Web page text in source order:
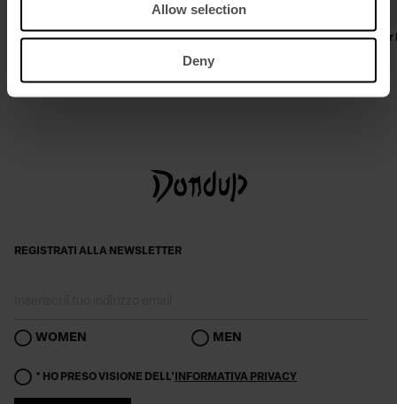
Allow selection
Deny
Biker regular in nappa effetto used
Pantaloni Gaubert relax regular
REGISTRATI ALLA NEWSLETTER
WOMEN MEN
* HO PRESO VISIONE DELL' INFORMATIVA PRIVACY